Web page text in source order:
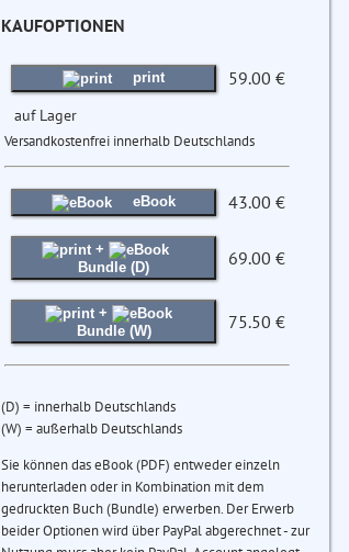
KAUFOPTIONEN
print 59.00 €
auf Lager
Versandkostenfrei innerhalb Deutschlands
eBook 43.00 €
+
Bundle (D)
69.00 €
+
Bundle (W)
75.50 €
(D) = innerhalb Deutschlands
(W) = außerhalb Deutschlands
Sie können das eBook (PDF) entweder einzeln
herunterladen oder in Kombination mit dem
gedruckten Buch (Bundle) erwerben. Der Erwerb
beider Optionen wird über PayPal abgerechnet - zur